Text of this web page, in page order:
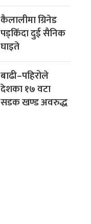
कैलालीमा ग्रिनेड
पड्किँदा दुई सैनिक
घाइते
बाढी–पहिरोले
देशका १७ वटा
सडक खण्ड अवरुद्ध